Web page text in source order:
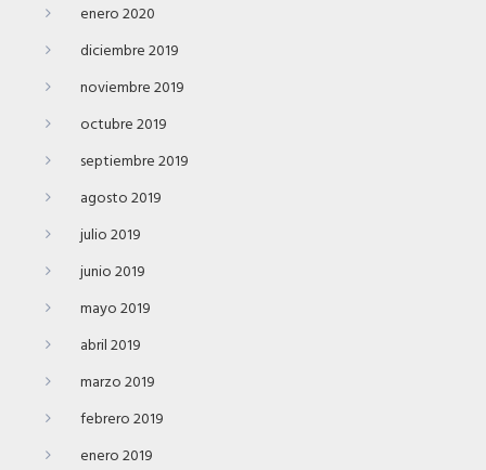
enero 2020
diciembre 2019
noviembre 2019
octubre 2019
septiembre 2019
agosto 2019
julio 2019
junio 2019
mayo 2019
abril 2019
marzo 2019
febrero 2019
enero 2019